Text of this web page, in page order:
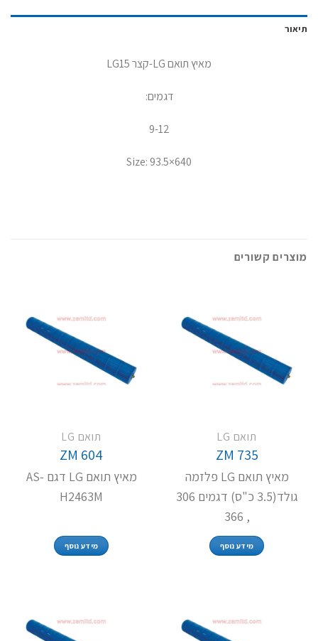
תיאור
מאיץ תואם LG-קצר LG15
דגמים:
9-12
Size: 93.5×640
מוצרים קשורים
תואם LG
ZM 735
מאיץ תואם LG פלזמה
גולד(3.5 כ"ס) דגמים 306
, 366
מידע נוסף
תואם LG
ZM 604
מאיץ תואם LG דגם AS-
H2463M
מידע נוסף